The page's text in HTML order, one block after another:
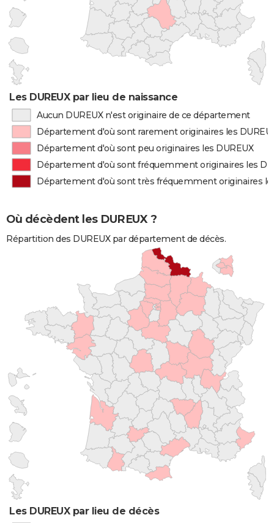
Les DUREUX par lieu de naissance
Aucun DUREUX n'est originaire de ce département
Département d'où sont rarement originaires les
Département d'où sont peu originaires les DUREUX
Département d'où sont fréquemment originaires les
Département d'où sont très fréquemment originaires
Où décèdent les DUREUX ?
Répartition des DUREUX par département de décès.
Les DUREUX par lieu de décès